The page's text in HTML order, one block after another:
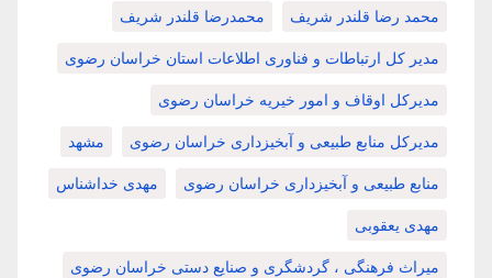
محمد رضا قلندر شریف محمدرضا قلندر شریف
مدیر کل ارتباطات و فناوری اطلاعات استان خراسان رضوی
مدیرکل اوقاف و امور خیریه خراسان رضوی
مدیرکل منابع طبیعی و آبخیزداری خراسان رضوی مشهد
منابع طبیعی و آبخیزداری خراسان رضوی مهدی خداشناس
مهدی یعقوبی
میراث فرهنگی ، گردشگری و صنایع دستی خراسان رضوی